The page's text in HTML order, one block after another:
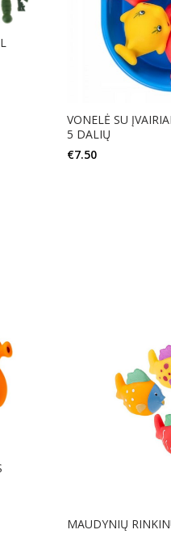
VONELĖ SU
5 DALIŲ
€7.50
MAUDYNIŲ